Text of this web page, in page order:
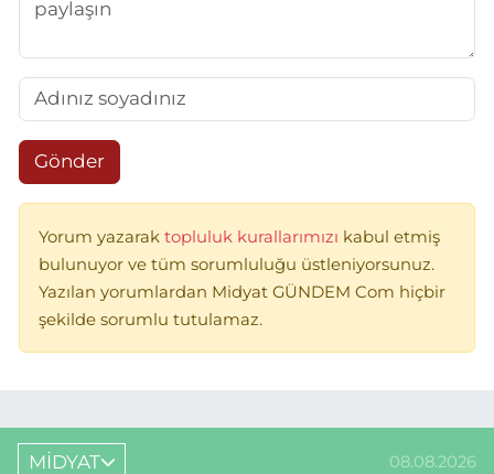
Gönder
Yorum yazarak topluluk kurallarımızı kabul etmiş
bulunuyor ve tüm sorumluluğu üstleniyorsunuz.
Yazılan yorumlardan Midyat GÜNDEM Com hiçbir
şekilde sorumlu tutulamaz.
MİDYAT 08.08.2026